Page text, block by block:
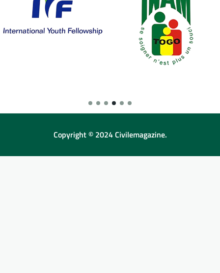
Copyright © 2024 Civilemagazine.